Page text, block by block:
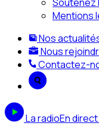
Mentions
Nos
Nous
Contactez-
La radioEn direct